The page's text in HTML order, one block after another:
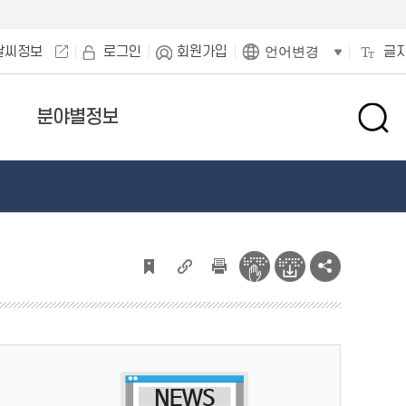
씨정보 로그인 회원가입 언어변경 글
분야별정보
검
창